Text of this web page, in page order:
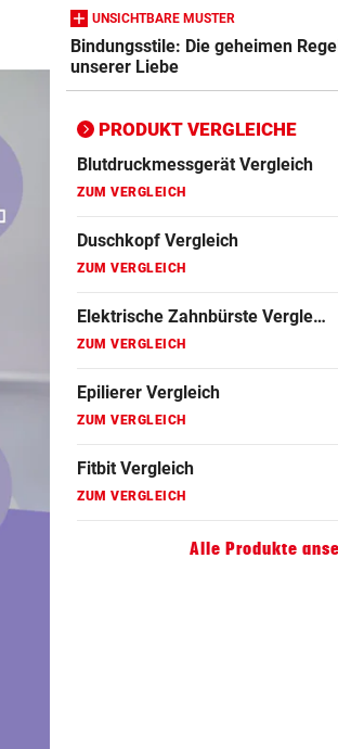
UNSICHTBARE MUSTER
Bindungsstile: Die geheimen
unserer Liebe
PRODUKT VERGLEICHE
Epilierer Vergleich
ZUM VERGLEICH
Fitbit Vergleich
ZUM VERGLEICH
Folsäure Test
ZUM VERGLEICH
Gin Vergleich
ZUM VERGLEICH
Johanniskraut Vergleich
ZUM VERGLEICH
Kokosöl Vergleich
ZUM VERGLEICH
Lockenstab Vergleich
ZUM VERGLEICH
Alle Produkte